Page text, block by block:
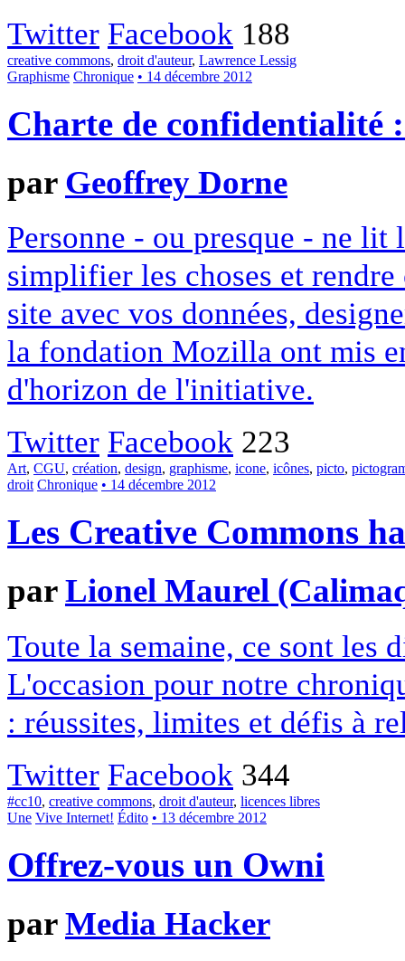
Twitter Facebook 188
creative commons, droit d'auteur, Lawrence Lessig
Graphisme Chronique • 14 décembre 2012
Charte de confidentialité
par Geoffrey Dorne
Personne - ou presque - ne
simplifier les choses et
site avec vos données,
la fondation Mozilla ont mis
d'horizon de l'initiative.
Twitter Facebook 223
Art, CGU, création, design, graphisme, icone, icônes, picto,
droit Chronique • 14 décembre 2012
Les Creative Commons
parLionel Maurel
Toute la semaine, ce sont les
L'occasion pour notre
: réussites, limites et défis à
Twitter Facebook 344
#cc10, creative commons, droit d'auteur, licences libres
Une Vive Internet! Édito • 13 décembre 2012
Offrez-vous un Owni
parMedia Hacker